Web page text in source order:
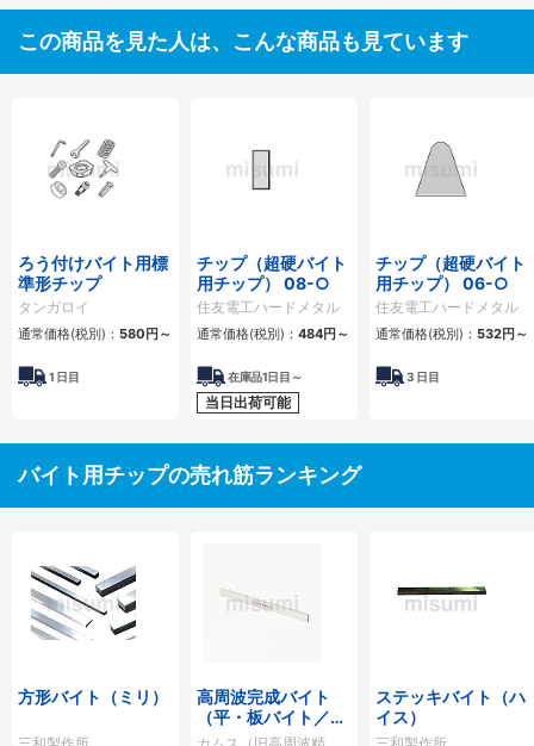
この商品を見た人は、こんな商品も見ています
ろう付けバイト用標
準形チップ
タンガロイ
通常価格(税別)： 580 円 ～
1 日目
チップ（超硬バイト
用チップ） 08-○
住友電工ハードメタル
通常価格(税別)： 484円 ～
在庫品1日目～
当日出荷可能
チップ（超硬バイト
用チップ） 06-○
住友電工ハードメタル
通常価格(税別)： 532円 ～
3 日目
バイト用チップの売れ筋ランキング
方形バイト（ミリ）
高周波完成バイト
（平・板バイト／ミ
リ）
ステッキバイト（ハ
イス）